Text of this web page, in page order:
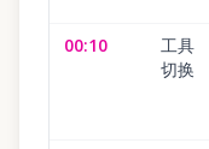
00:10
工具
切换